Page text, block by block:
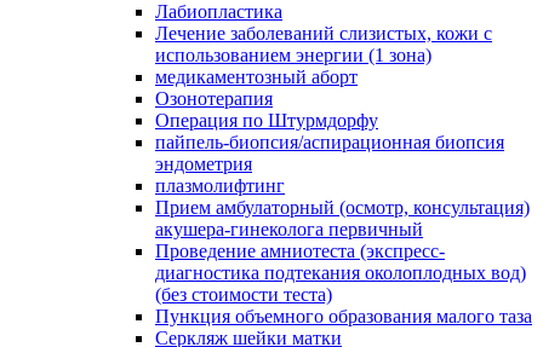
Лабиопластика
Лечение заболеваний слизистых, кожи с
использованием энергии (1 зона)
медикаментозный аборт
Озонотерапия
Операция по Штурмдорфу
пайпель-биопсия/аспирационная биопсия
эндометрия
плазмолифтинг
Прием амбулаторный (осмотр, консультация)
акушера-гинеколога первичный
Проведение амниотеста (экспресс-
диагностика подтекания околоплодных вод)
(без стоимости теста)
Пункция объемного образования малого таза
Серкляж шейки матки